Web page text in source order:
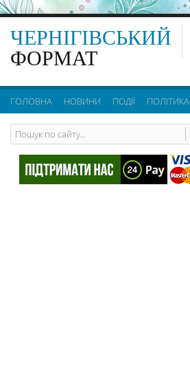
ЧЕРНІГІВСЬКИЙ
ФОРМАТ
ГОЛОВНА НОВИНИ ПОДІЇ ПОЛІТИКА